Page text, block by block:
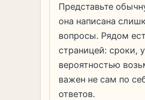
Представьте
она написана
вопросы. Рядом
страницей: сроки,
вероятностью
важен не сам по
ответов.